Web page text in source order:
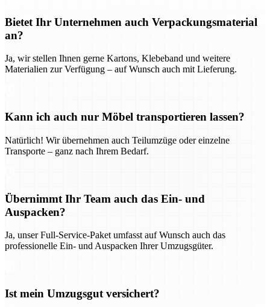
Bietet Ihr Unternehmen auch Verpackungsmaterial
an?
Ja, wir stellen Ihnen gerne Kartons, Klebeband und weitere
Materialien zur Verfügung – auf Wunsch auch mit Lieferung.
Kann ich auch nur Möbel transportieren lassen?
Natürlich! Wir übernehmen auch Teilumzüge oder einzelne
Transporte – ganz nach Ihrem Bedarf.
Übernimmt Ihr Team auch das Ein- und
Auspacken?
Ja, unser Full-Service-Paket umfasst auf Wunsch auch das
professionelle Ein- und Auspacken Ihrer Umzugsgüter.
Ist mein Umzugsgut versichert?